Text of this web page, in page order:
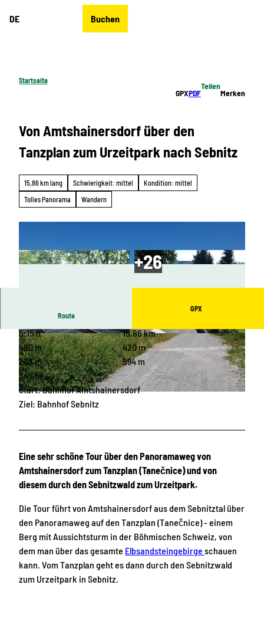
DE Buchen
Startseite
GPXPDF
Teilen
Merken
Von Amtshainersdorf über den
Tanzplan zum Urzeitpark nach Sebnitz
15,86 km lang Schwierigkeit: mittel
Kondition: mittel
Tolles Panorama
Wandern
© ELBSANDSTEINGUIDES Sächsische Schwei
z, Tourismusverband Sächsische Schweiz
© ELBSANDSTEINGUIDES Sächsische Schwei
z, Tourismusverband Sächsische Schweiz
Route
GPX
5:15 h
15,86 km
480 m
420 m
248 m
594 m
346 m
Start: Bahnhof Amtshainersdorf
Ziel: Bahnhof Sebnitz
Eine sehr schöne Tour über den Panoramaweg von
Amtshainersdorf zum Tanzplan (Tanečnice) und von
diesem durch den Sebnitzwald zum Urzeitpark.
Die Tour führt von Amtshainersdorf aus dem Sebnitztal über
den Panoramaweg auf den Tanzplan (Tanečnice) - einem
Berg mit Aussichtsturm in der Böhmischen Schweiz, von
dem man über das gesamte Elbsandsteingebirge schauen
kann. Vom Tanzplan geht es dann durch den Sebnitzwald
zum Urzeitpark in Sebnitz.